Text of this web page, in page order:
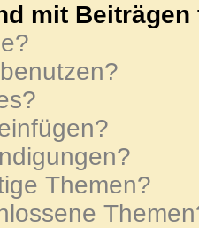
mit Beiträgen
Themen?